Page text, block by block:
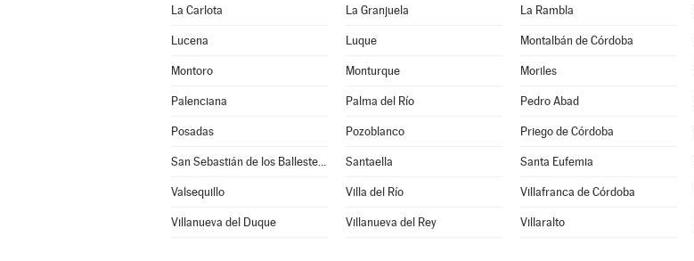
La Carlota La Granjuela La Rambla
Lucena Luque Montalbán de Córdoba
Montoro Monturque Moriles
Palenciana Palma del Río Pedro Abad
Posadas Pozoblanco Priego de Córdoba
San Sebastián de los Ballesteros Santaella Santa Eufemia
Valsequillo Villa del Río Villafranca de Córdoba
Villanueva del Duque Villanueva del Rey Villaralto